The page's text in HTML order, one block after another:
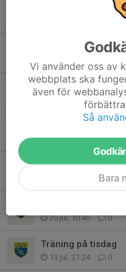
Organiserad
Info
1 aug, 19:03 1
26 jul, 22:21 0
Tävling
0
20 jul, 10:40 0
Träning på tisdag
13 jul, 21:24 0
Vi använder oss av
webbplats ska
även för
Så
Bara